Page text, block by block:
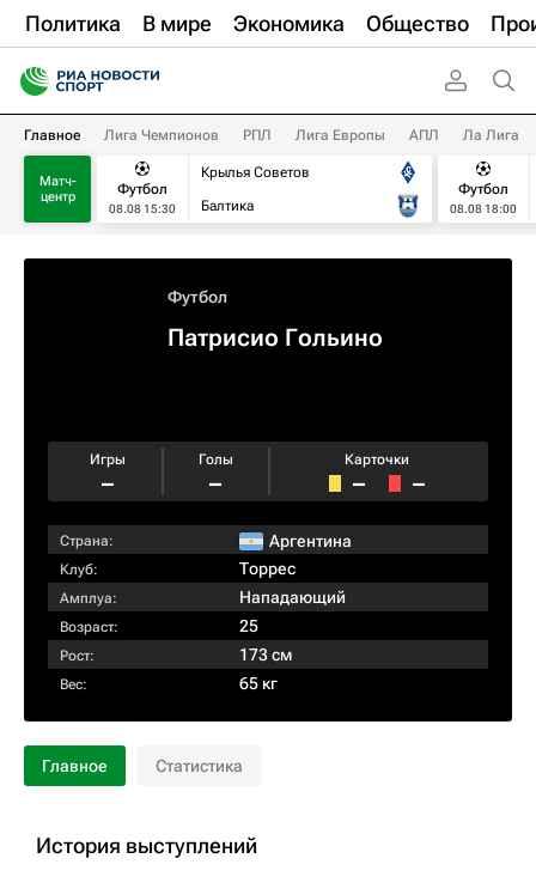
Политика В мире Экономика Общество
Главное Лига Чемпионов РПЛ Лига Европы АПЛ Ла Лига
Матч-
центр
Футбол
08.08 15:30
Крылья Советов
Балтика
Футбол
08.08 18:00
Футбол
Патрисио Гольино
Игры
–
Голы
–
Карточки
– –
Страна: Аргентина
Клуб: Торрес
Амплуа: Нападающий
Возраст: 25
Рост: 173 см
Вес: 65 кг
Главное Статистика
История выступлений